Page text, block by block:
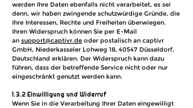
werden Ihre Daten ebenfalls nicht verarbeitet, es sei
denn, wir haben zwingende schutzwürdige Gründe, die
Ihre Interessen, Rechte und Freiheiten überwiegen.
Ihren Widerspruch können Sie per E-Mail
an support@captivr.de oder postalisch an captivr
GmbH, Niederkasseler Lohweg 18, 40547 Düsseldorf,
Deutschland erklären. Der Widerspruch kann dazu
führen, dass der betreffende Service nicht oder nur
eingeschränkt genutzt werden kann.
1.3.2 Einwilligung und Widerruf
Wenn Sie in die Verarbeitung Ihrer Daten eingewilligt